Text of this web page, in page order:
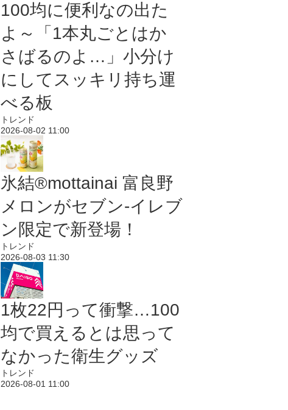
100均に便利なの出た
よ～「1本丸ごとはか
さばるのよ…」小分け
にしてスッキリ持ち運
べる板
トレンド
2026-08-02 11:00
氷結®mottainai 富良野
メロンがセブン‐イレブ
ン限定で新登場！
トレンド
2026-08-03 11:30
1枚22円って衝撃…100
均で買えるとは思って
なかった衛生グッズ
トレンド
2026-08-01 11:00